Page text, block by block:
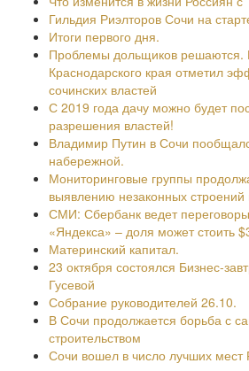
Гильдия Риэлторов Сочи на
Итоги первого дня.
Проблемы дольщиков решаются.
Краснодарского края отметил
сочинских властей
С 2019 года дачу можно будет
разрешения властей!
Владимир Путин в Сочи
набережной.
Мониторинговые группы
выявлению незаконных строений
СМИ: Сбербанк ведет
«Яндекса» – доля может стоить
Материнский капитал.
23 октября состоялся Бизнес-
Гусевой
Собрание руководителей 26.10.
В Сочи продолжается борьба с
строительством
Сочи вошел в число лучших мест